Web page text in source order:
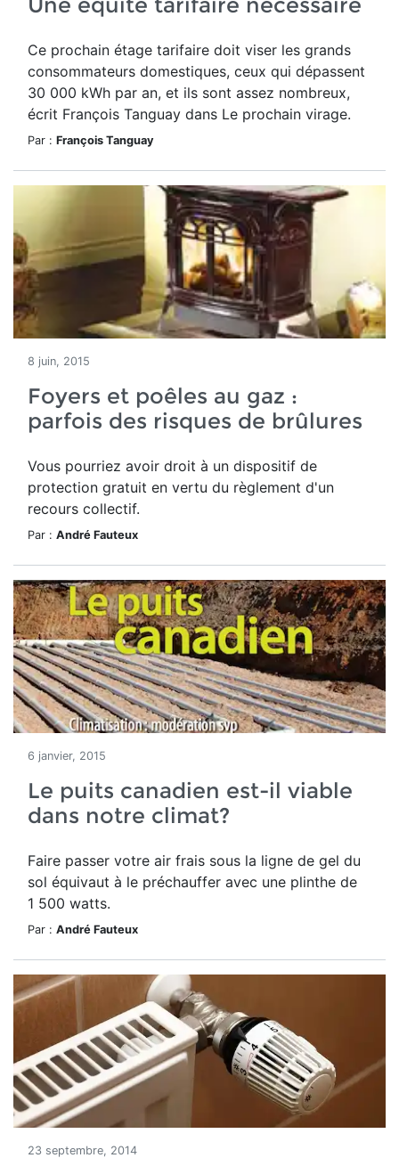
Ce prochain étage tarifaire doit viser les grands
consommateurs domestiques, ceux qui dépassent
30 000 kWh par an, et ils sont assez nombreux,
écrit François Tanguay dans Le prochain virage.
Par : François Tanguay
8 juin, 2015
Foyers et poêles au gaz :
parfois des risques de brûlures
Vous pourriez avoir droit à un dispositif de
protection gratuit en vertu du règlement d'un
recours collectif.
Par : André Fauteux
6 janvier, 2015
Le puits canadien est-il viable
dans notre climat?
Faire passer votre air frais sous la ligne de gel du
sol équivaut à le préchauffer avec une plinthe de
1 500 watts.
Par : André Fauteux
23 septembre, 2014